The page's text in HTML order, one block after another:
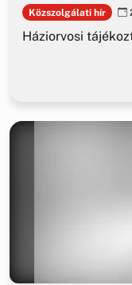
Közszolgálati hír
Háziorvosi